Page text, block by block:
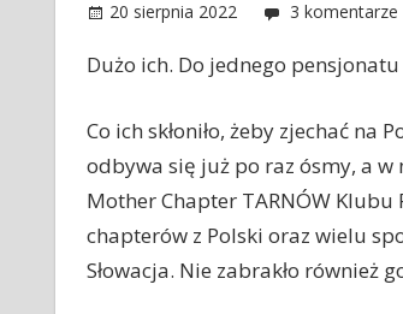
20 sierpnia 2022 Adrian Gładecki
Imprezy, zloty
3 komentarze
Dużo ich. Do jednego
Co ich skłoniło, żeby zjechać
odbywa się już po raz ósmy, a
Mother Chapter TARNÓW Klubu
chapterów z Polski oraz wielu
Słowacja. Nie zabrakło również